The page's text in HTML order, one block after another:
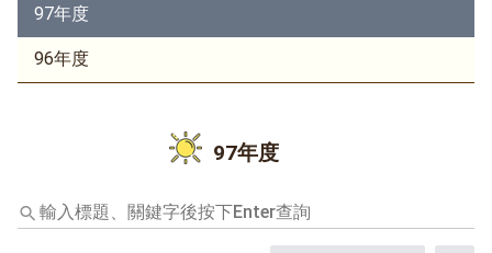
97年度
96年度
97年度
輸
入